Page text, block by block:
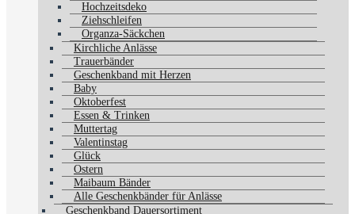
Hochzeitsdeko
Ziehschleifen
Organza-Säckchen
Kirchliche Anlässe
Trauerbänder
Geschenkband mit Herzen
Baby
Oktoberfest
Essen & Trinken
Muttertag
Valentinstag
Glück
Ostern
Maibaum Bänder
Alle Geschenkbänder für Anlässe
Geschenkband Dauersortiment